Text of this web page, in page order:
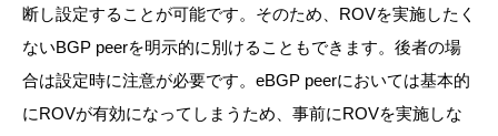
断し設定することが可能です。そのため、ROVを実施したく
ないBGP peerを明示的に別けることもできます。後者の場
合は設定時に注意が必要です。eBGP peerにおいては基本的
にROVが有効になってしまうため、事前にROVを実施しな